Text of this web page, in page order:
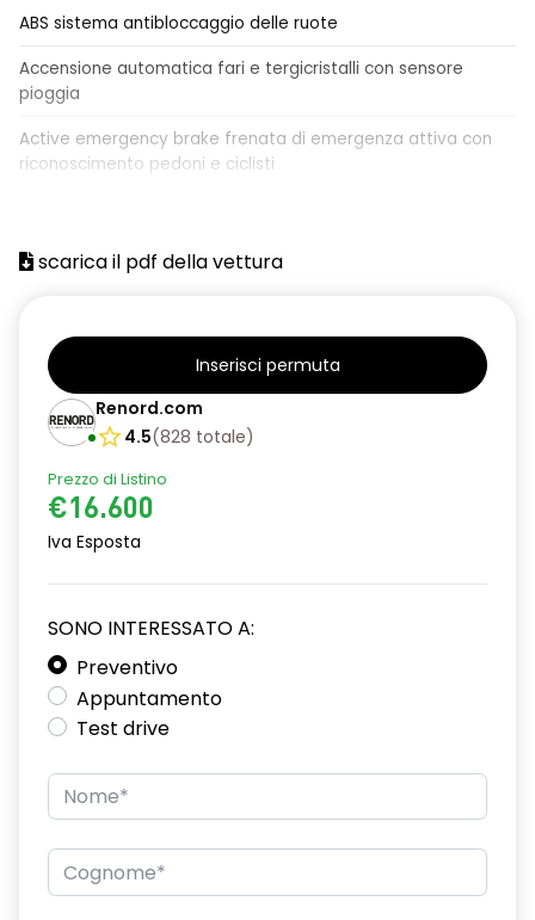
ABS sistema antibloccaggio delle ruote
Accensione automatica fari e tergicristalli con sensore
pioggia
Active emergency brake frenata di emergenza attiva con
riconoscimento pedoni e ciclisti
Airbag laterali a tendina anteriori e posteriori
Alzacristalli elettrici posteriori
Bracciolo anteriore con vano portaoggetti
Cerchi da 16”
Chiave pieghevole a 3 pulsanti
Design cerchi flexwheel ATARA
Distance warning avviso distanza di sicurezza
Driver display con schermo TFT da 3,5''
Emergency call soggetto alla disponibilità di rete
compatibile 2G/3G o 4G/5G in base al veicolo
Firma luminosa pixelata con fari full LED
scarica il pdf della vettura
Inserisci permuta
Renord.com
4.5(828 totale)
Prezzo di Listino
€16.600
Iva Esposta
SONO INTERESSATO A:
Preventivo
Appuntamento
Test drive